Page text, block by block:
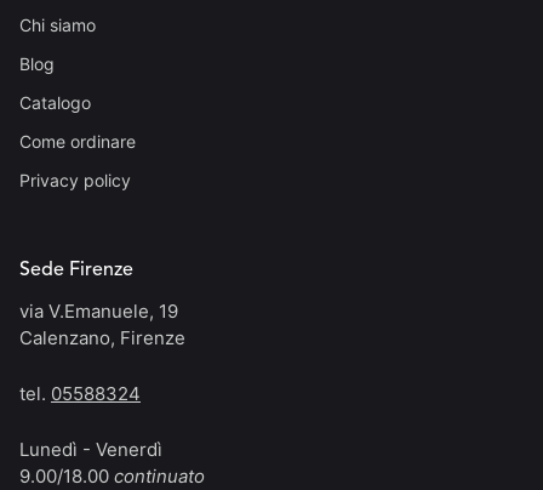
Chi siamo
Blog
Catalogo
Come ordinare
Privacy policy
Sede Firenze
via V.Emanuele, 19
Calenzano, Firenze
tel. 05588324
Lunedì - Venerdì
9.00/18.00 continuato